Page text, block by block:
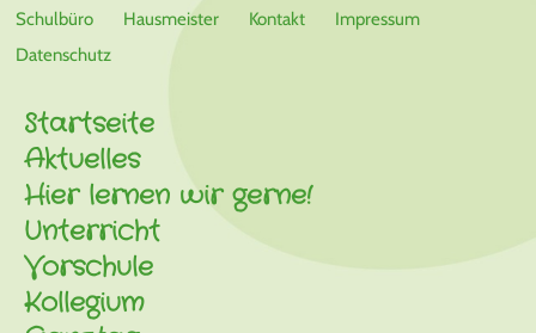
Schulbüro Hausmeister Kontakt
Impressum
Datenschutz
Startseite
Aktuelles
Hier lernen wir gerne!
Unterricht
Vorschule
Kollegium